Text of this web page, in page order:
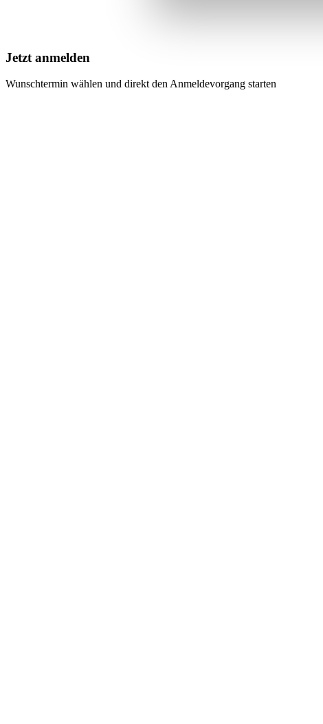
Jetzt anmelden
Wunschtermin wählen und direkt den Anmeldevorgang starten